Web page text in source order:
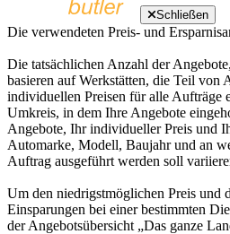
Schließen
Die verwendeten Preis- und
Die tatsächlichen Anzahl der
basieren auf Werkstätten, die Teil von
individuellen Preisen für alle Aufträge
Umkreis, in dem Ihre Angebote
Angebote, Ihr individueller Preis und
Automarke, Modell, Baujahr und an
Auftrag ausgeführt werden soll
Um den niedrigstmöglichen Preis und
Einsparungen bei einer bestimmten
der Angebotsübersicht „Das ganze